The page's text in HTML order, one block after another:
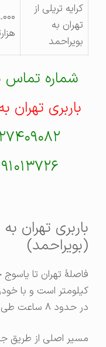
کرایه تریلی از
تهران به
بویراحمد
۱۹.۰۰۰
شماره تماس
باربری تهران به
۰۹۱۲۷۴۰۹۰۸۲
باربری تهران به
(بویراحمد)
کیلومتر است و با
در حدود ۸ ساعت طی می‌شود.
مسیر اصلی از طریق